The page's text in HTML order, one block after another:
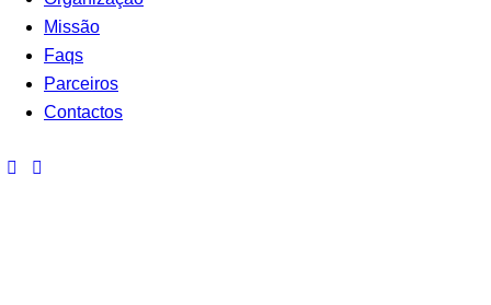
Missão
Faqs
Parceiros
Contactos